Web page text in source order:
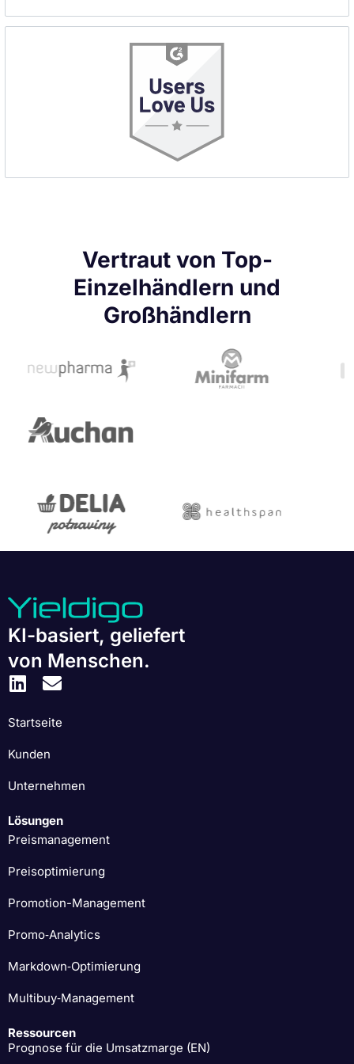
Vertraut von Top-
Einzelhändlern und
Großhändlern
KI-basiert, geliefert
von Menschen.
Startseite
Kunden
Unternehmen
Lösungen
Preismanagement
Preisoptimierung
Promotion-Management
Promo‑Analytics
Markdown‑Optimierung
Multibuy‑Management
Ressourcen
Prognose für die Umsatzmarge (EN)